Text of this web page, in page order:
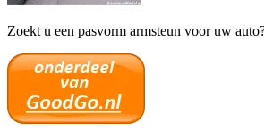
Zoekt u een pasvorm armsteun voor uw